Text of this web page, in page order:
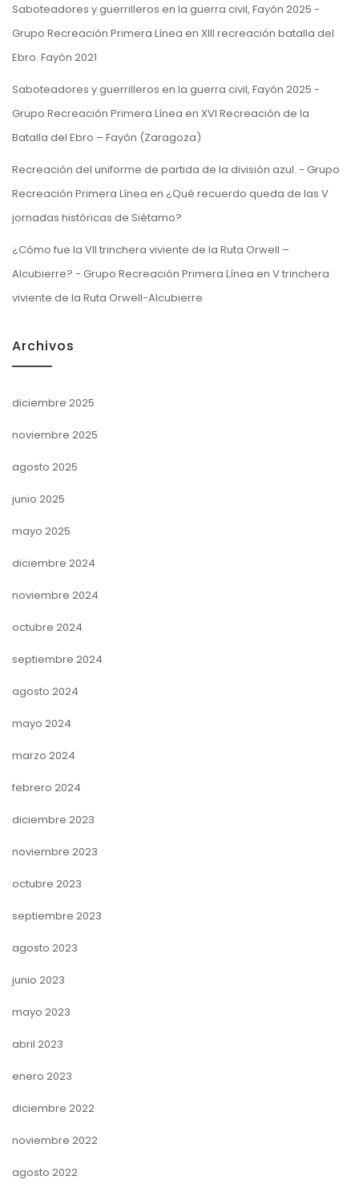
Saboteadores y guerrilleros en la guerra civil, Fayón 2025 -
Grupo Recreación Primera Línea en XIII recreación batalla del
Ebro. Fayón 2021
Saboteadores y guerrilleros en la guerra civil, Fayón 2025 -
Grupo Recreación Primera Línea en XVI Recreación de la
Batalla del Ebro – Fayón (Zaragoza)
Recreación del uniforme de partida de la división azul. - Grupo
Recreación Primera Línea en ¿Qué recuerdo queda de las V
jornadas históricas de Siétamo?
¿Cómo fue la VII trinchera viviente de la Ruta Orwell –
Alcubierre? - Grupo Recreación Primera Línea en V trinchera
viviente de la Ruta Orwell-Alcubierre
Archivos
diciembre 2025
noviembre 2025
agosto 2025
junio 2025
mayo 2025
diciembre 2024
noviembre 2024
octubre 2024
septiembre 2024
agosto 2024
mayo 2024
marzo 2024
febrero 2024
diciembre 2023
noviembre 2023
octubre 2023
septiembre 2023
agosto 2023
junio 2023
mayo 2023
abril 2023
enero 2023
diciembre 2022
noviembre 2022
agosto 2022